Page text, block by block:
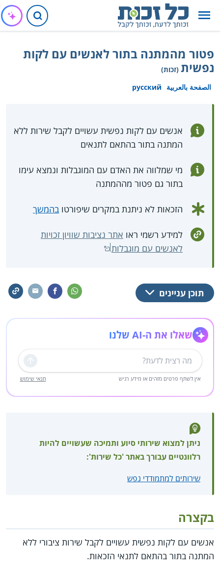
פטור מהמתנה בתור לאנשים עם לקות
נפשית (זכות)
الصفحة بالعربية
русский
אנשים עם לקות נפשית עשויים לקבל שירות ללא
המתנה בתור בהתאם לתנאים
מי שמלווה את האדם עם המוגבלות ונמצא עימו
בתור גם פטור מההמתנה
הזכאות לא ניתנת במקרים שיפורטו בהמשך
למידע רשמי ראו אתר נציבות שוויון זכויות
לאנשים עם מוגבלות
תוכן עניינים
שאלו את ה-AI שלנו
שליחה
אין לשתף פרטים מזהים או מידע רגיש תנאי שימוש
ניתן למצוא שירותי סיוע ותמיכה שעשויים להיות
רלוונטיים עבורך באתר 'כל שירות':
שירותים למתמודדי נפש
בקצרה
אנשים עם לקות נפשית עשויים לקבל שירות ציבורי ללא
המתנה בתור בהתאם לתנאי הזכאות.